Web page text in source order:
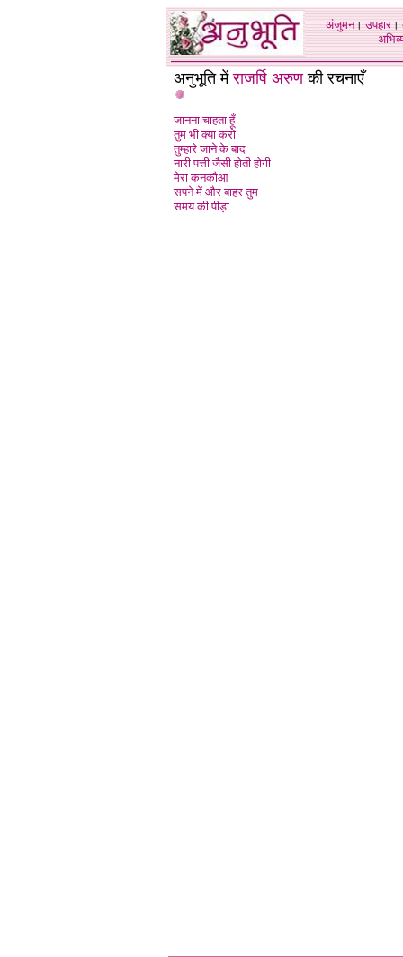
अंजुमन।उपहार।
अनुभूति मेंराजर्षि अरुणकी रचनाएँ
जानना चाहता हूँ
तुम भी क्या करो
तुम्हारे जाने के बाद
नारी पत्ती जैसी होती होगी
मेरा कनकौआ
सपने में और बाहर तुम
समय की पीड़ा